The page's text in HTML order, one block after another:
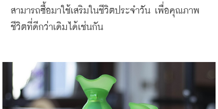
สามารถซื้อมาใช้เสริมในชีวิตประจำวัน เพื่อคุณภาพ
ชีวิตที่ดีกว่าเดิมได้เช่นกัน